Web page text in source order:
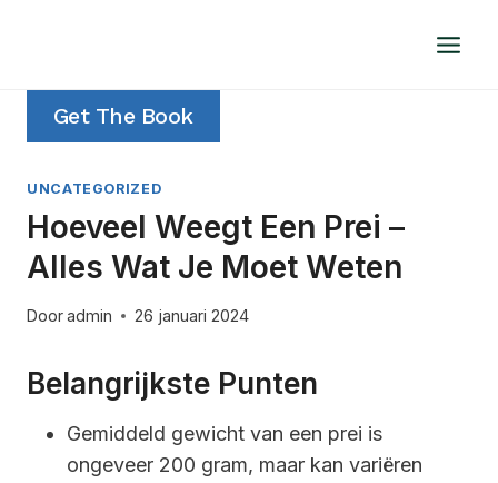
Get The Book
UNCATEGORIZED
Hoeveel Weegt Een Prei –
Alles Wat Je Moet Weten
Dooradmin 26 januari 2024
Belangrijkste Punten
Gemiddeld gewicht van een prei is
ongeveer 200 gram, maar kan variëren